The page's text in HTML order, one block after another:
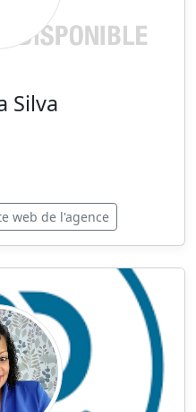
Silva
web de l'agence